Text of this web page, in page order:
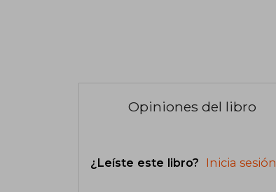
Opiniones del libro
¿Leíste este libro? Inicia sesión